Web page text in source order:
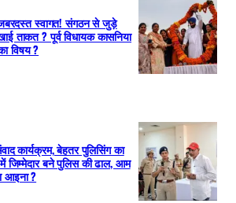
जबरदस्त स्वागत! संगठन से जुड़े
ताकत ? पूर्व विधायक कासनिया
विषय ?
कार्यक्रम, बेहतर पुलिसिंग का
में जिम्मेदार बने पुलिस की ढाल, आम
आइना ?